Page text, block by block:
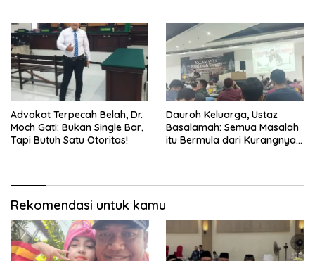
Advokat Terpecah Belah, Dr.
Moch Gati: Bukan Single Bar,
Tapi Butuh Satu Otoritas!
Dauroh Keluarga, Ustaz
Basalamah: Semua Masalah
itu Bermula dari Kurangnya
Rekomendasi untuk kamu